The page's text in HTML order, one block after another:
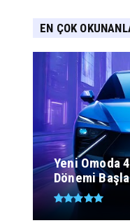
EN ÇOK
Yeni Omoda
Dönemi